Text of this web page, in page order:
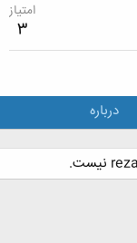
امتیاز
3
درباره